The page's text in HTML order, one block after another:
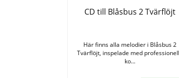
CD till Blåsbus 2 Tvärflöjt
Här finns alla melodier i Blåsbus 2
Tvärflöjt, inspelade med
ko...